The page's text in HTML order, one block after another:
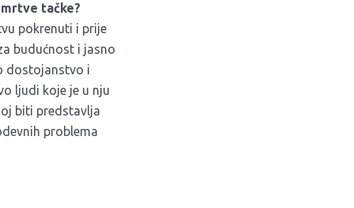
tačke?
pokrenuti i prije
budućnost i jasno
dostojanstvo i
ljudi koje je u nju
biti predstavlja
problema